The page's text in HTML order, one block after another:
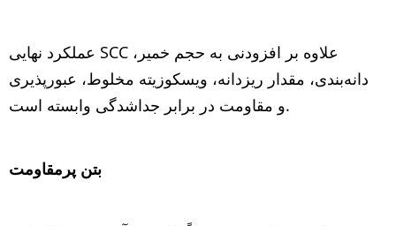
عملکرد نهایی SCC علاوه بر افزودنی به حجم خمیر،
دانه‌بندی، مقدار ریزدانه، ویسکوزیته مخلوط، عبورپذیری
و مقاومت در برابر جداشدگی وابسته است.
بتن پرمقاومت